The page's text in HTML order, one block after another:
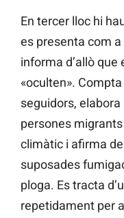
En tercer lloc hi
es presenta com
informa d’allò
«oculten».
seguidors,
persones migrants
climàtic i afirma de
suposades
ploga. Es tracta
repetidament per